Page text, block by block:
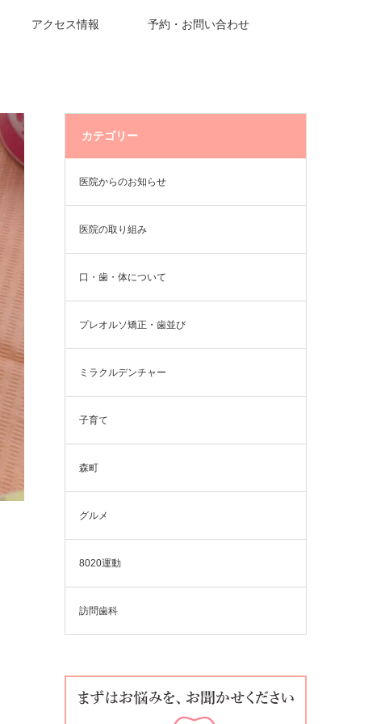
アクセス情報 予約・お問い合わせ
カテゴリー
医院からのお知らせ
医院の取り組み
口・歯・体について
プレオルソ矯正・歯並び
ミラクルデンチャー
子育て
森町
グルメ
8020運動
訪問歯科